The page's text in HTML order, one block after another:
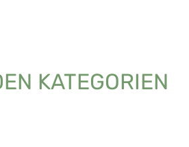
KATEGORIEN